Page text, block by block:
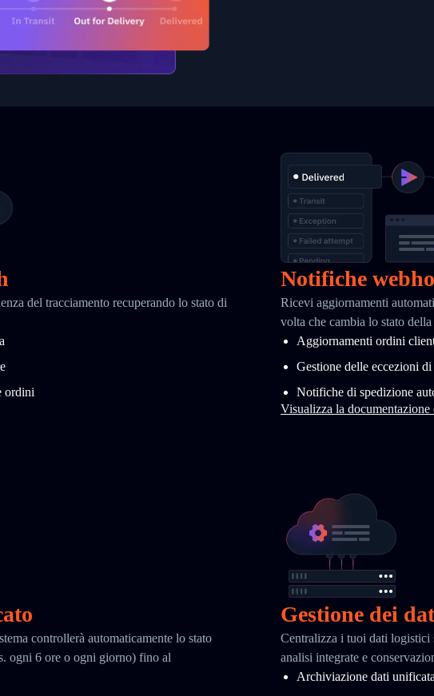
del tracciamento recuperando lo stato di
ordini
Notifiche
Ricevi aggiornamenti
volta che cambia lo stato
Aggiornamenti ordini
Gestione delle eccezioni di
Notifiche di spedizione
Visualizza la
controllerà automaticamente lo stato
ogni 6 ore o ogni giorno) fino al
Gestione dei
Centralizza i tuoi dati
analisi integrate e
Archiviazione dati unificata